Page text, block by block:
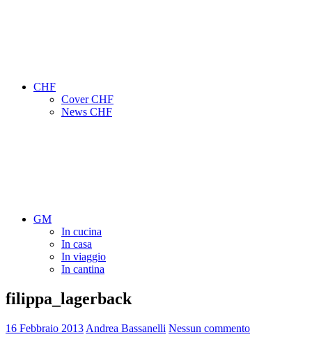
CHF
Cover CHF
News CHF
GM
In cucina
In casa
In viaggio
In cantina
filippa_lagerback
16 Febbraio 2013 Andrea Bassanelli Nessun commento